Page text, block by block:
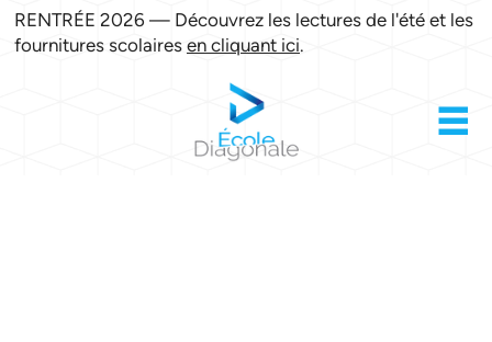
RENTRÉE 2026 — Découvrez les lectures de l'été et les
fournitures scolaires en cliquant ici.